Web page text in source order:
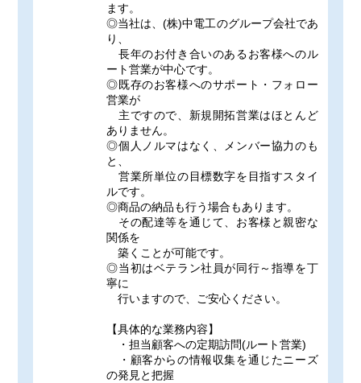
ます。
◎当社は、(株)中電工のグループ会社であ
り、
長年のお付き合いのあるお客様へのル
ート営業が中心です。
◎既存のお客様へのサポート・フォロー
営業が
主ですので、新規開拓営業はほとんど
ありません。
◎個人ノルマはなく、メンバー協力のも
と、
営業所単位の目標数字を目指すスタイ
ルです。
◎商品の納品も行う場合もあります。
その配達等を通じて、お客様と親密な
関係を
築くことが可能です。
◎当初はベテラン社員が同行～指導を丁
寧に
行いますので、ご安心ください。
【具体的な業務内容】
・担当顧客への定期訪問(ルート営業)
・顧客からの情報収集を通じたニーズ
の発見と把握